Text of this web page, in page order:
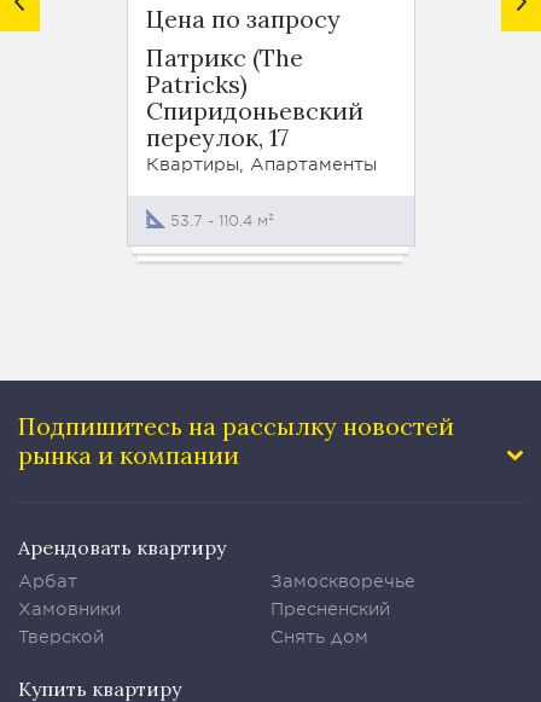
Цена по запросу
Патрикс (The
Patricks)
Спиридоньевский
переулок, 17
Квартиры, Апартаменты
53.7 - 110.4 м²
от
Подпишитесь на рассылку новостей
рынка и компании
Арендовать квартиру
Арбат
Хамовники
Тверской
Замоскворечье
Пресненский
Снять дом
Купить квартиру